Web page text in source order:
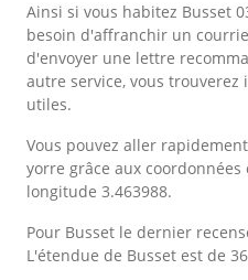
Ainsi si vous habitez Busset
besoin d'affranchir un
d'envoyer une lettre
autre service, vous
utiles.
Vous pouvez aller
yorre grâce aux
longitude 3.463988.
Pour Busset le dernier
L'étendue de Busset est de